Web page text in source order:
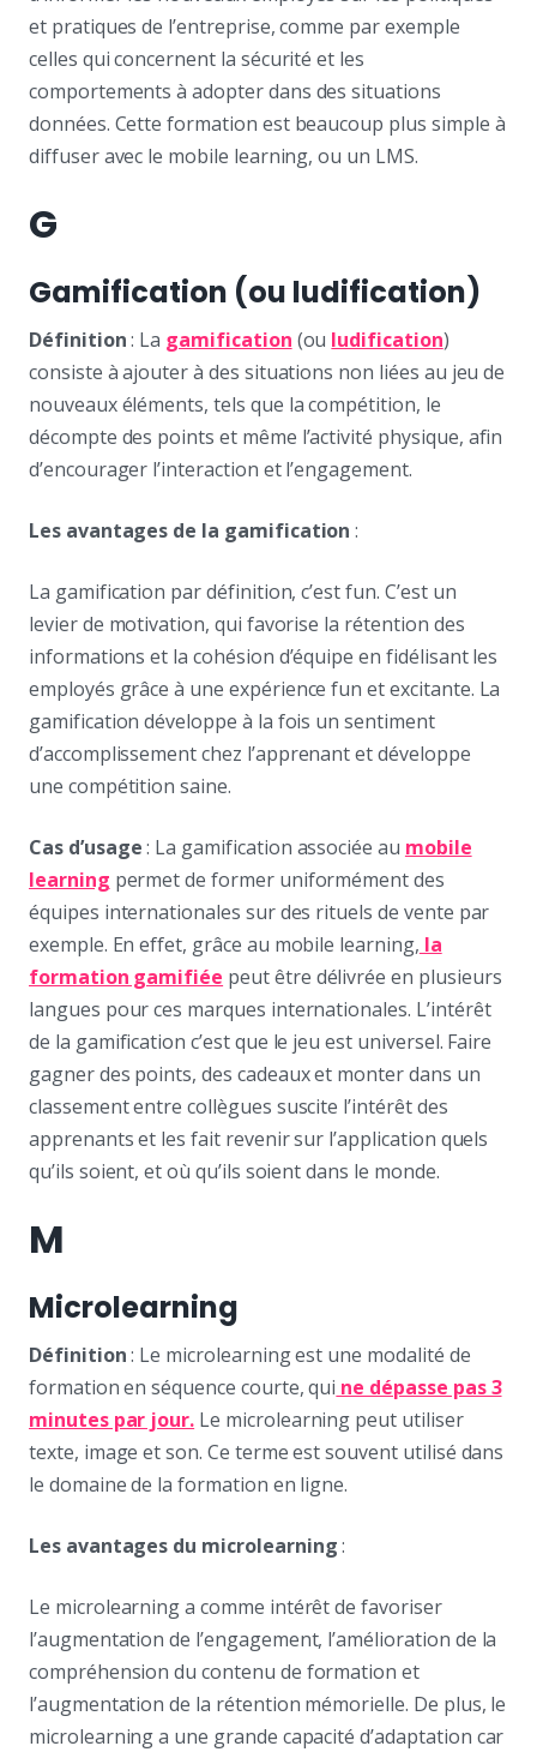
et pratiques de l’entreprise, comme par exemple
celles qui concernent la sécurité et les
comportements à adopter dans des situations
données. Cette formation est beaucoup plus simple à
diffuser avec le mobile learning, ou un LMS.
G
Gamification (ou ludification)
Définition: La gamification (ou ludification)
consiste à ajouter à des situations non liées au jeu de
nouveaux éléments, tels que la compétition, le
décompte des points et même l’activité physique, afin
d’encourager l’interaction et l’engagement.
Les avantages de la gamification:
La gamification par définition, c’est fun. C’est un
levier de motivation, qui favorise la rétention des
informations et la cohésion d’équipe en fidélisant les
employés grâce à une expérience fun et excitante. La
gamification développe à la fois un sentiment
d’accomplissement chez l’apprenant et développe
une compétition saine.
Cas d’usage: La gamification associée au mobile
learning permet de former uniformément des
équipes internationales sur des rituels de vente par
exemple. En effet, grâce au mobile learning, la
formation gamifiée peut être délivrée en plusieurs
langues pour ces marques internationales. L’intérêt
de la gamification c’est que le jeu est universel. Faire
gagner des points, des cadeaux et monter dans un
classement entre collègues suscite l’intérêt des
apprenants et les fait revenir sur l’application quels
qu’ils soient, et où qu’ils soient dans le monde.
M
Microlearning
Définition: Le microlearning est une modalité de
formation en séquence courte, qui ne dépasse pas 3
minutes par jour. Le microlearning peut utiliser
texte, image et son. Ce terme est souvent utilisé dans
le domaine de la formation en ligne.
Les avantages du microlearning:
Le microlearning a comme intérêt de favoriser
l’augmentation de l’engagement, l’amélioration de la
compréhension du contenu de formation et
l’augmentation de la rétention mémorielle. De plus, le
microlearning a une grande capacité d’adaptation car